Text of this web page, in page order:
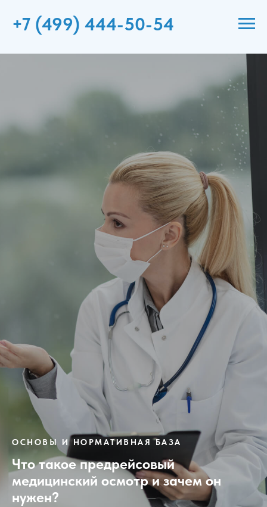
+7 (499) 444-50-54
ОСНОВЫ И НОРМАТИВНАЯ БАЗА
Что такое предрейсовый
медицинский осмотр и зачем он
нужен?